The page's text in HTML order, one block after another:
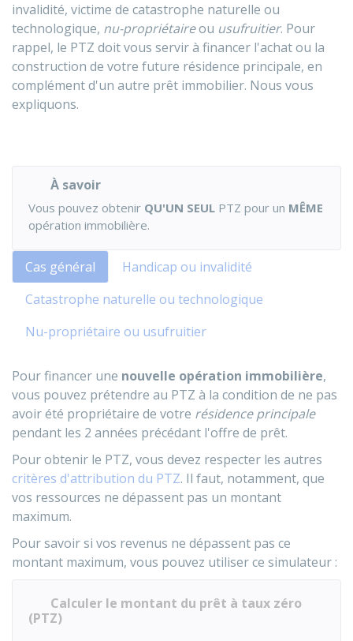
invalidité, victime de catastrophe naturelle ou
technologique, nu-propriétaireou usufruitier. Pour
rappel, le PTZ doit vous servir à financer l'achat ou la
construction de votre future résidence principale, en
complément d'un autre prêt immobilier. Nous vous
expliquons.
À savoir
Vous pouvez obtenir QU'UN SEUL PTZ pour un MÊME
opération immobilière.
Cas général
Handicap ou invalidité
Catastrophe naturelle ou technologique
Nu-propriétaire ou usufruitier
Pour financer une nouvelle opération immobilière,
vous pouvez prétendre au PTZ à la condition de ne pas
avoir été propriétaire de votre résidence principale
pendant les 2 années précédant l'offre de prêt.
Pour obtenir le PTZ, vous devez respecter les autres
critères d'attribution du PTZ. Il faut, notamment, que
vos ressources ne dépassent pas un montant
maximum.
Pour savoir si vos revenus ne dépassent pas ce
montant maximum, vous pouvez utiliser ce simulateur :
Calculer le montant du prêt à taux zéro
(PTZ)